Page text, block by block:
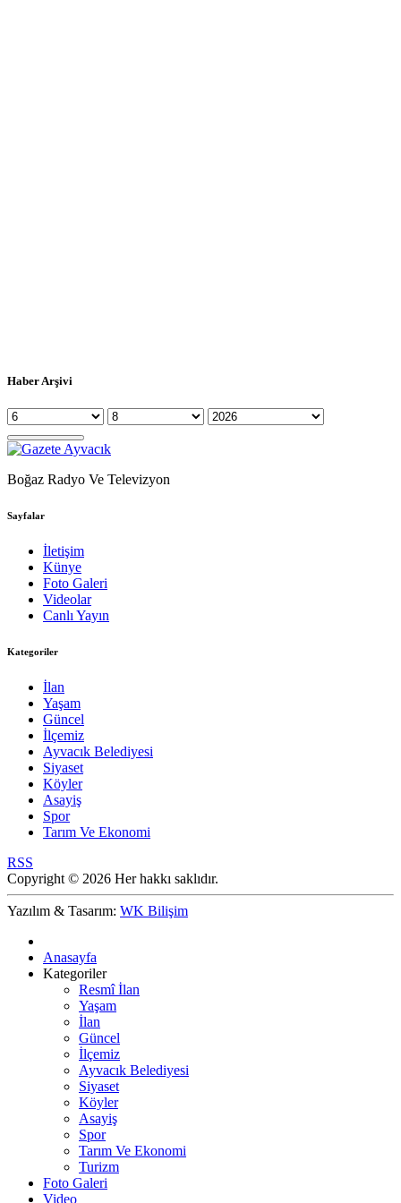
Haber Arşivi
Boğaz Radyo Ve Televizyon
Sayfalar
İletişim
Künye
Foto Galeri
Videolar
Canlı Yayın
Kategoriler
İlan
Yaşam
Güncel
İlçemiz
Ayvacık Belediyesi
Siyaset
Köyler
Asayiş
Spor
Tarım Ve Ekonomi
RSS
Copyright © 2026 Her hakkı saklıdır.
Yazılım & Tasarım: WK Bilişim
Anasayfa
Kategoriler
Resmî İlan
Yaşam
İlan
Güncel
İlçemiz
Ayvacık Belediyesi
Siyaset
Köyler
Asayiş
Spor
Tarım Ve Ekonomi
Turizm
Foto Galeri
Video